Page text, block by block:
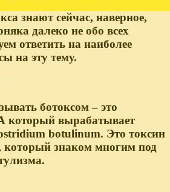
знают сейчас, наверное,
далеко не обо всех
ответить на наиболее
на эту тему.
ботоксом – это
который вырабатывает
botulinum. Это токсин
который знаком многим под